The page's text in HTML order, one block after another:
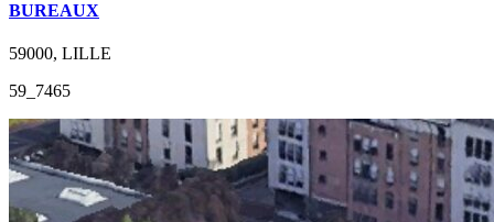
BUREAUX
59000, LILLE
59_7465